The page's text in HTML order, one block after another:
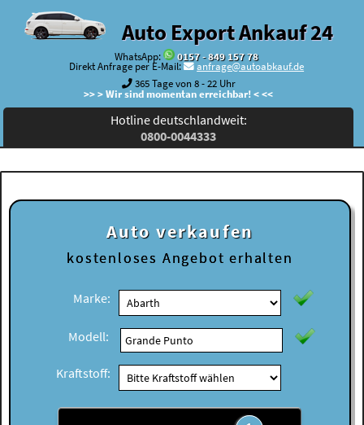
Auto Export Ankauf 24
WhatsApp:
0157 - 849 157 78
Direkt Anfrage per E-Mail:
anfrage@autoabkauf.de
365 Tage von 8 - 22 Uhr
>> > Wir sind momentan erreichbar! < <<
Hotline deutschlandweit:
0800-0044333
Auto verkaufen
kostenloses Angebot erhalten
Marke:
Modell:
Kraftstoff: